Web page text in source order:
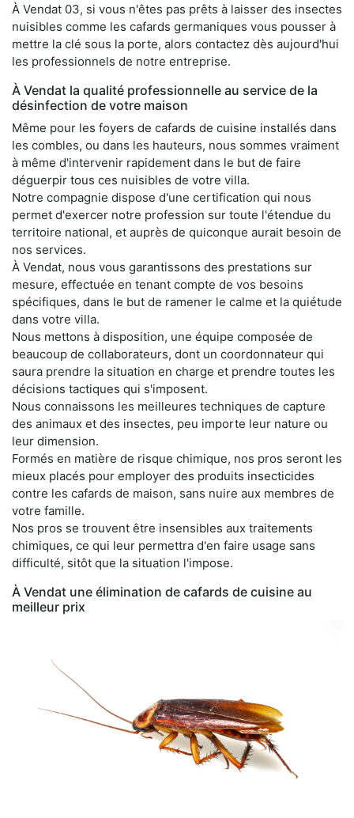
À Vendat 03, si vous n'êtes pas prêts à laisser des insectes
nuisibles comme les cafards germaniques vous pousser à
mettre la clé sous la porte, alors contactez dès aujourd'hui
les professionnels de notre entreprise.
À Vendat la qualité professionnelle au service de la
désinfection de votre maison
Même pour les foyers de cafards de cuisine installés dans
les combles, ou dans les hauteurs, nous sommes vraiment
à même d'intervenir rapidement dans le but de faire
déguerpir tous ces nuisibles de votre villa.
Notre compagnie dispose d'une certification qui nous
permet d'exercer notre profession sur toute l'étendue du
territoire national, et auprès de quiconque aurait besoin de
nos services.
À Vendat, nous vous garantissons des prestations sur
mesure, effectuée en tenant compte de vos besoins
spécifiques, dans le but de ramener le calme et la quiétude
dans votre villa.
Nous mettons à disposition, une équipe composée de
beaucoup de collaborateurs, dont un coordonnateur qui
saura prendre la situation en charge et prendre toutes les
décisions tactiques qui s'imposent.
Nous connaissons les meilleures techniques de capture
des animaux et des insectes, peu importe leur nature ou
leur dimension.
Formés en matière de risque chimique, nos pros seront les
mieux placés pour employer des produits insecticides
contre les cafards de maison, sans nuire aux membres de
votre famille.
Nos pros se trouvent être insensibles aux traitements
chimiques, ce qui leur permettra d'en faire usage sans
difficulté, sitôt que la situation l'impose.
À Vendat une élimination de cafards de cuisine au
meilleur prix